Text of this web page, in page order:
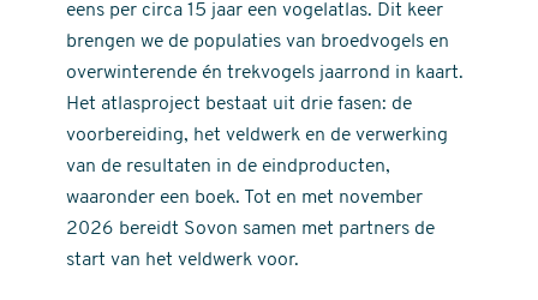
eens per circa 15 jaar een vogelatlas. Dit keer
brengen we de populaties van broedvogels en
overwinterende én trekvogels jaarrond in kaart.
Het atlasproject bestaat uit drie fasen: de
voorbereiding, het veldwerk en de verwerking
van de resultaten in de eindproducten,
waaronder een boek. Tot en met november
2026 bereidt Sovon samen met partners de
start van het veldwerk voor.